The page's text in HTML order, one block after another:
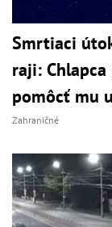
Smrtiaci
raji:
pomôcť mu
Zahraničné